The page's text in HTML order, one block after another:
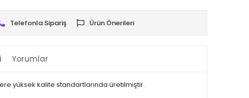
Telefonla Sipariş Ürün Önerileri
Yorumlar
yüksek kalite standartlarında üretilmiştir.